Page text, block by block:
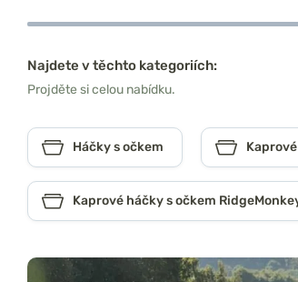
Najdete v těchto kategoriích:
Projděte si celou nabídku.
Háčky s očkem
Kaprové háčky s očkem